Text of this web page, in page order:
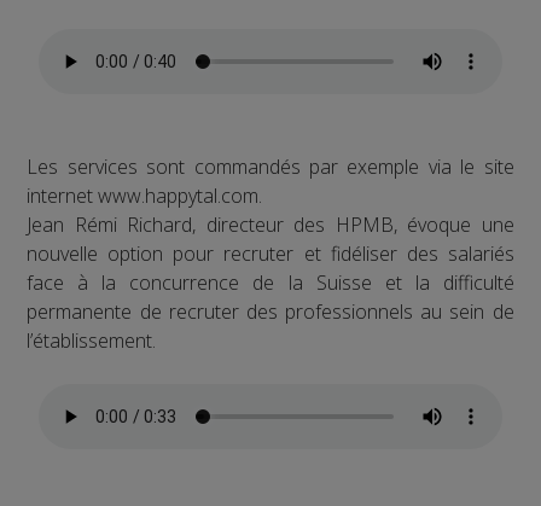
Les services sont commandés par exemple via le site
internet www.happytal.com.
Jean Rémi Richard, directeur des HPMB, évoque une
nouvelle option pour recruter et fidéliser des salariés
face à la concurrence de la Suisse et la difficulté
permanente de recruter des professionnels au sein de
l’établissement.